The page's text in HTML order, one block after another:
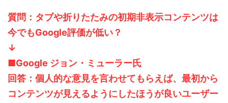
質問：タブや折りたたみの初期非表示コンテンツは
今でもGoogle評価が低い？
↓
■Google ジョン・ミューラー氏
回答：個人的な意見を言わせてもらえば、最初から
コンテンツが見えるようにしたほうが良いユーザー